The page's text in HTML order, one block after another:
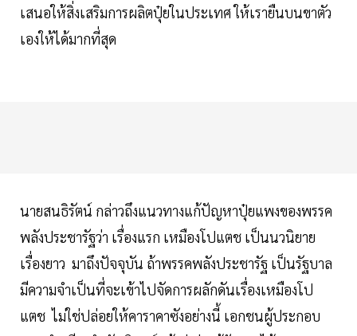
เสนอให้สิ่งเสริมการผลิตปุ๋ยในประเทศ ให้เรายืนบนขาตัว
เองให้ได้มากที่สุด
นายสนธิรัตน์ กล่าวถึงแนวทางแก้ปัญหาปุ๋ยแพงของพรรค
พลังประชารัฐว่า เรื่องแรก เหมืองโปแตช เป็นนวนิยาย
เรื่องยาว มาถึงปัจจุบัน ถ้าพรรคพลังประชารัฐ เป็นรัฐบาล
มีความจำเป็นที่จะเข้าไปจัดการผลักดันเรื่องเหมืองโป
แตช ไม่ใช่ปล่อยให้คาราคาซังอย่างนี้ เอกชนผู้ประกอบ